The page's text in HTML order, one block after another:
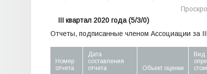
III квартал 2020 года(5/3/0)
Отчеты, подписанные членом Ассоциации за
Номер
отчета
Дата
составления
отчета
Объект оценки
Вид